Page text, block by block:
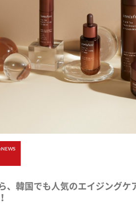
、韓国でも人気のエイジングケ